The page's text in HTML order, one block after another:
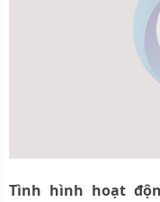
Tình hình hoạt